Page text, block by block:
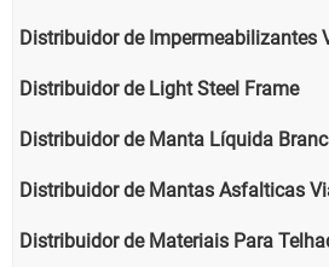
Distribuidor de Impermeabilizantes
Distribuidor de Light Steel Frame
Distribuidor de Manta Líquida
Distribuidor de Mantas Asfalticas
Distribuidor de Materiais Para